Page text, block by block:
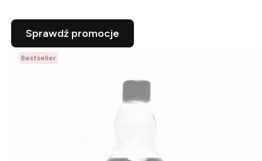
Sprawdź promocje
Bestseller